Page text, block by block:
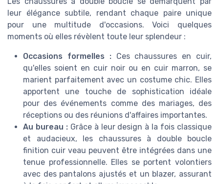
leur élégance subtile, rendant chaque paire unique
pour une multitude d'occasions. Voici quelques
moments où elles révèlent toute leur splendeur :
Occasions formelles :Ces chaussures en cuir,
qu'elles soient en cuir noir ou en cuir marron, se
marient parfaitement avec un costume chic. Elles
apportent une touche de sophistication idéale
pour des événements comme des mariages, des
réceptions ou des réunions d'affaires importantes.
Au bureau :Grâce à leur design à la fois classique
et audacieux, les chaussures à double boucle
finition cuir veau peuvent être intégrées dans une
tenue professionnelle. Elles se portent volontiers
avec des pantalons ajustés et un blazer, assurant